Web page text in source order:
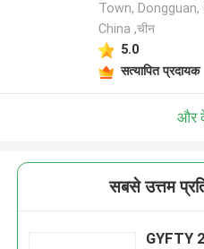
Town, Dongguan,
China ,चीन
5.0
सत्यापित प्रदायक
और
सबसे उत्तम
GYFTY